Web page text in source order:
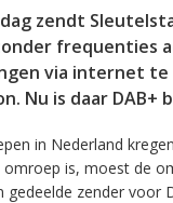
zendt
frequenties
via internet te
Nu is daar DAB+
in Nederland
is, moest de
gedeelde zender voor